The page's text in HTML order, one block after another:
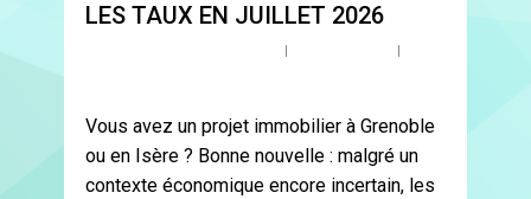
LES TAUX EN JUILLET 2026
Vous avez un projet immobilier à Grenoble
ou en Isère ? Bonne nouvelle : malgré un
contexte économique encore incertain, les